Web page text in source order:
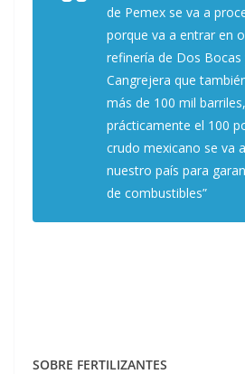
de Pemex se va a
porque va a entrar en
refinería de Dos
Cangrejera que
más de 100 mil
prácticamente el 100
crudo mexicano se va
nuestro país para
de combustibles”
SOBRE FERTILIZANTES